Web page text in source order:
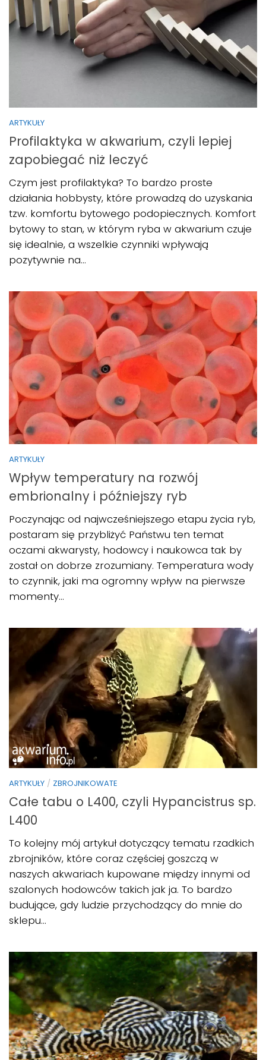
ARTYKUŁY
Profilaktyka w akwarium, czyli lepiej
zapobiegać niż leczyć
Czym jest profilaktyka? To bardzo proste
działania hobbysty, które prowadzą do uzyskania
tzw. komfortu bytowego podopiecznych. Komfort
bytowy to stan, w którym ryba w akwarium czuje
się idealnie, a wszelkie czynniki wpływają
pozytywnie na...
ARTYKUŁY
Wpływ temperatury na rozwój
embrionalny i późniejszy ryb
Poczynając od najwcześniejszego etapu życia ryb,
postaram się przybliżyć Państwu ten temat
oczami akwarysty, hodowcy i naukowca tak by
został on dobrze zrozumiany. Temperatura wody
to czynnik, jaki ma ogromny wpływ na pierwsze
momenty...
ARTYKUŁY / ZBROJNIKOWATE
Całe tabu o L400, czyli Hypancistrus sp.
L400
To kolejny mój artykuł dotyczący tematu rzadkich
zbrojników, które coraz częściej goszczą w
naszych akwariach kupowane między innymi od
szalonych hodowców takich jak ja. To bardzo
budujące, gdy ludzie przychodzący do mnie do
sklepu...